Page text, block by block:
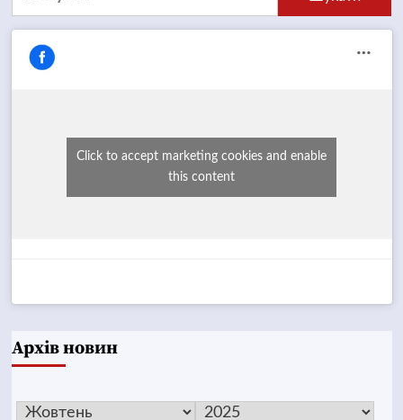
Click to accept marketing cookies and enable
this content
Архів новин